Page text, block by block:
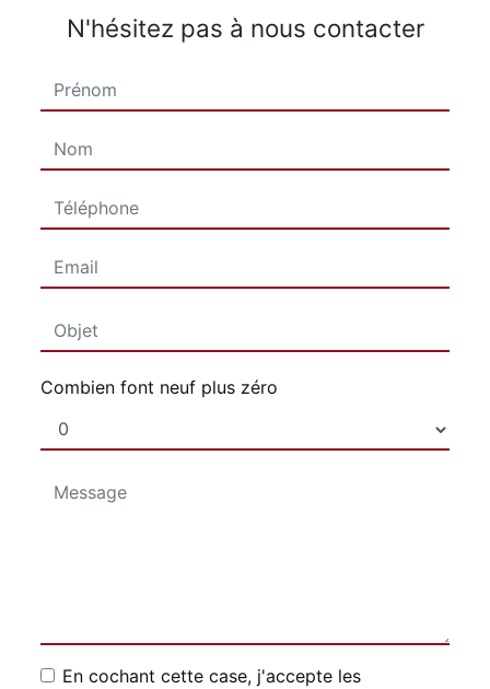
N'hésitez pas à nous contacter
Combien font neuf plus zéro
En cochant cette case, j'accepte les